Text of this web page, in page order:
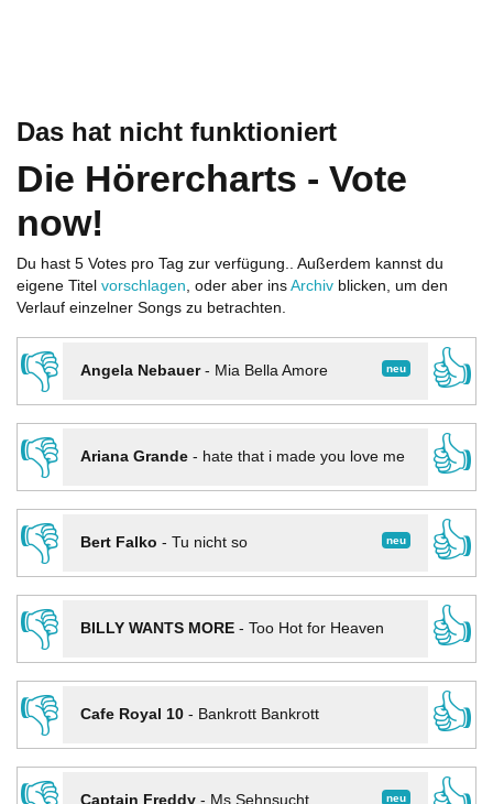
Das hat nicht funktioniert
Die Hörercharts - Vote
now!
Du hast 5 Votes pro Tag zur verfügung.. Außerdem kannst du
eigene Titel vorschlagen, oder aber ins Archiv blicken, um den
Verlauf einzelner Songs zu betrachten.
👎 neu
Angela Nebauer- Mia Bella Amore
👍
👎
Ariana Grande- hate that i made you love me
👍
👎
neu
Bert Falko - Tu nicht so
👍
👎
BILLY WANTS MORE- Too Hot for Heaven
👍
👎
Cafe Royal 10- Bankrott Bankrott
👍
neu
Captain Freddy- Ms Sehnsucht